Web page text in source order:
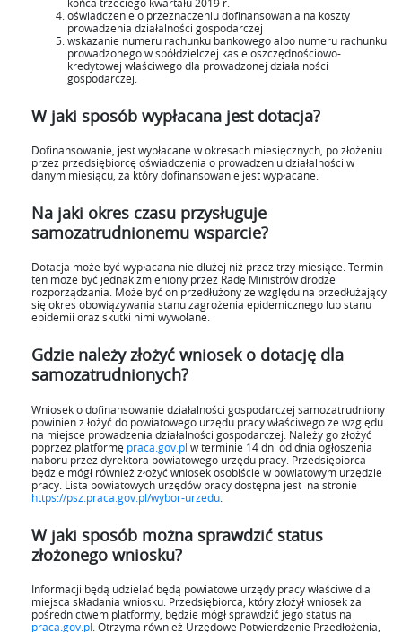
oświadczenie o przeznaczeniu dofinansowania na koszty
prowadzenia działalności gospodarczej
wskazanie numeru rachunku bankowego albo numeru rachunku
prowadzonego w spółdzielczej kasie oszczędnościowo-
kredytowej właściwego dla prowadzonej działalności
gospodarczej.
W jaki sposób wypłacana jest dotacja?
Dofinansowanie, jest wypłacane w okresach miesięcznych, po złożeniu
przez przedsiębiorcę oświadczenia o prowadzeniu działalności w
danym miesiącu, za który dofinansowanie jest wypłacane.
Na jaki okres czasu przysługuje
samozatrudnionemu wsparcie?
Dotacja może być wypłacana nie dłużej niż przez trzy miesiące. Termin
ten może być jednak zmieniony przez Radę Ministrów drodze
rozporządzania. Może być on przedłużony ze względu na przedłużający
się okres obowiązywania stanu zagrożenia epidemicznego lub stanu
epidemii oraz skutki nimi wywołane.
Gdzie należy złożyć wniosek o dotację dla
samozatrudnionych?
Wniosek o dofinansowanie działalności gospodarczej samozatrudniony
powinien z łożyć do powiatowego urzędu pracy właściwego ze względu
na miejsce prowadzenia działalności gospodarczej. Należy go złożyć
poprzez platformę praca.gov.pl w terminie 14 dni od dnia ogłoszenia
naboru przez dyrektora powiatowego urzędu pracy. Przedsiębiorca
będzie mógł również złożyć wniosek osobiście w powiatowym urzędzie
pracy. Lista powiatowych urzędów pracy dostępna jest na stronie
https://psz.praca.gov.pl/wybor-urzedu
W jaki sposób można sprawdzić status
złożonego wniosku?
Informacji będą udzielać będą powiatowe urzędy pracy właściwe dla
miejsca składania wniosku. Przedsiębiorca, który złożył wniosek za
pośrednictwem platformy, będzie mógł sprawdzić jego status na
praca.gov.pl . Otrzyma również Urzędowe Potwierdzenie Przedłożenia,